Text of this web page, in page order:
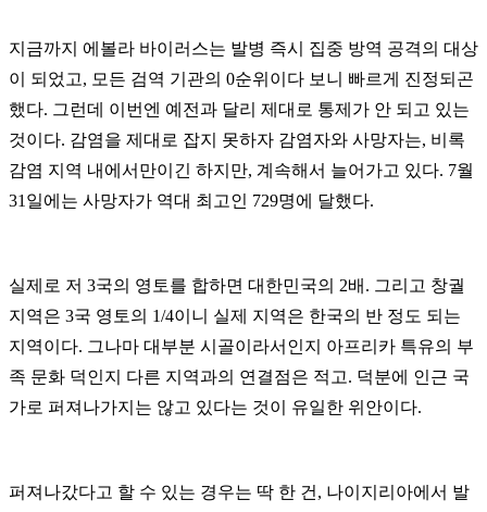
지금까지 에볼라 바이러스는 발병 즉시 집중 방역 공격의 대상
이 되었고, 모든 검역 기관의 0순위이다 보니 빠르게 진정되곤
했다. 그런데 이번엔 예전과 달리 제대로 통제가 안 되고 있는
것이다. 감염을 제대로 잡지 못하자 감염자와 사망자는, 비록
감염 지역 내에서만이긴 하지만, 계속해서 늘어가고 있다. 7월
31일에는 사망자가 역대 최고인 729명에 달했다.
실제로 저 3국의 영토를 합하면 대한민국의 2배. 그리고 창궐
지역은 3국 영토의 1/4이니 실제 지역은 한국의 반 정도 되는
지역이다. 그나마 대부분 시골이라서인지 아프리카 특유의 부
족 문화 덕인지 다른 지역과의 연결점은 적고. 덕분에 인근 국
가로 퍼져나가지는 않고 있다는 것이 유일한 위안이다.
퍼져나갔다고 할 수 있는 경우는 딱 한 건, 나이지리아에서 발